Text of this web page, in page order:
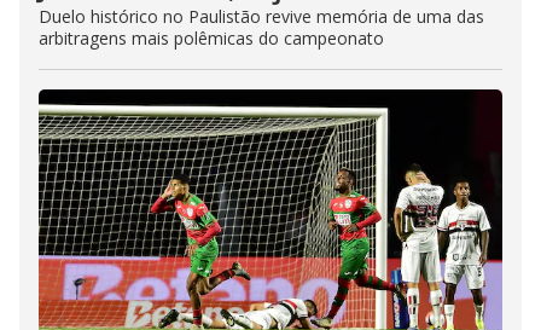
Duelo histórico no Paulistão revive memória de uma das
arbitragens mais polêmicas do campeonato